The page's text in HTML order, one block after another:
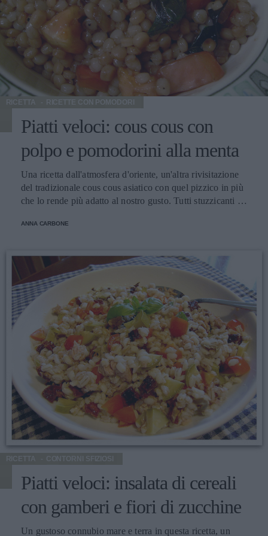
può, anche con un buon vino bianco: l'Albana di Romagna
Doc nella tipologia “secco” ad una temperatura fra i 10° e i
12° C.
RICETTA RICETTE CON POMODORI
Piatti veloci: cous cous con
polpo e pomodorini alla menta
Una ricetta dall'atmosfera d'oriente, un'altra rivisitazione
del tradizionale cous cous asiatico con quel pizzico in più
che lo rende più adatto al nostro gusto. Tutti stuzzicanti e
regionali di questo piatto: da quella trapanese alla livornese
vedo questo piatto come piatto da compagnia, magari in
abbinamento con un vino speciale come il Cerasuolo di
Vittoria Docg. Ma anche per il pasto quotidiano come
primo piatto o piatto unico che si può mangiare anche
freddo nella stagione estiva. Si prepara in soli 15 minuti
con il cous cous precotto. Un'idea in più: un metodo
veloce e pratico per variare il gusto di molte ricette è
quello di utilizzare le spezie. In questo caso, potete
sostituire la menta con mezzo cucchiaino di cumino e
peperoncino a piacere. Per chi ama il pesce sapori diversi.
Buon appetito!!!
ANNA CARBONE
RICETTA CONTORNI SFIZIOSI
Piatti veloci: insalata di cereali
con gamberi e fiori di zucchine
Un gustoso connubio mare e terra in questa ricetta, un